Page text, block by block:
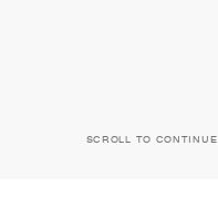
SCROLL TO